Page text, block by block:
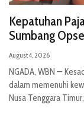
Kepatuhan
Sumbang
August 4, 2026
NGADA, WBN —
dalam memenuhi
Nusa Tenggara